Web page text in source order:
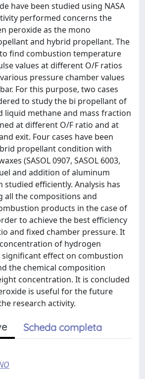
have been studied using NASA
performed concerns the
peroxide as the mono
and hybrid propellant. The
find combustion temperature
values at different O/F ratios
pressure chamber values
For this purpose, two cases
to study the bi propellant of
liquid methane and mass fraction
at different O/F ratio and at
exit. Four cases have been
propellant condition with
(SASOL 0907, SASOL 6003,
and addition of aluminum
studied efficiently. Analysis has
all the compositions and
products in the case of
to achieve the best efficiency
and fixed chamber pressure. It
of hydrogen
effect on combustion
the chemical composition
concentration. It is concluded
is useful for the future
research activity.
Scheda completa